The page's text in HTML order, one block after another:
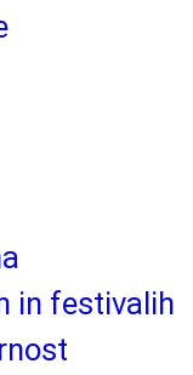
in festivalih